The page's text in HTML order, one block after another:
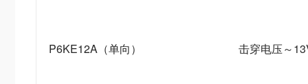
P6KE12A（单向） 击穿电压～